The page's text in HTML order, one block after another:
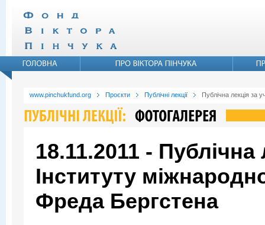
www.pinchukfund.org Проєкти Публічні лекції Публічна лекція за
18.11.2011 - Публічна
Інституту
Фреда Бергстена